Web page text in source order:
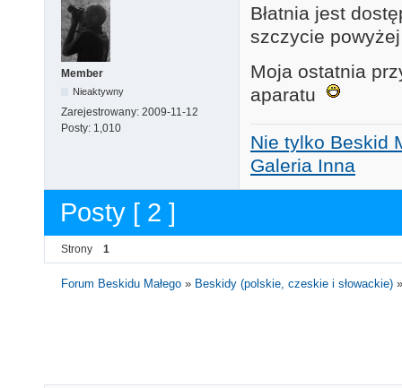
Member
Nieaktywny
Zarejestrowany: 2009-11-12
Posty: 1,010
Błatnia jest
szczycie
Moja ostatnia
aparatu
Nie tylko Beskid
Galeria Inna
Posty [ 2 ]
Strony 1
Forum Beskidu Małego » Beskidy (polskie, czeskie i słowackie)